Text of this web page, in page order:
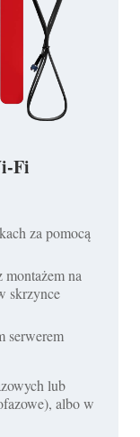
Fi
za pomocą
na
skrzynce
serwerem
lub
albo w